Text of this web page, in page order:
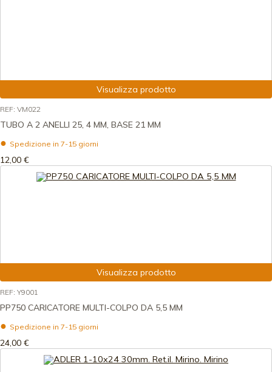
Visualizza prodotto
REF: VM022
TUBO A 2 ANELLI 25, 4 MM, BASE 21 MM
Spedizione in 7-15 giorni
12,00 €
Visualizza prodotto
REF: Y9001
PP750 CARICATORE MULTI-COLPO DA 5,5 MM
Spedizione in 7-15 giorni
24,00 €